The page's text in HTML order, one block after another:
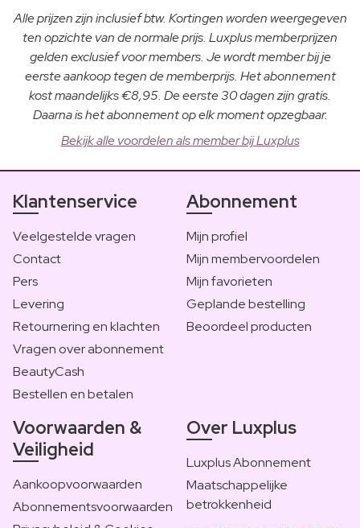
Alle prijzen zijn inclusief btw. Kortingen worden weergegeven
ten opzichte van de normale prijs. Luxplus memberprijzen
gelden exclusief voor members. Je wordt member bij je
eerste aankoop tegen de memberprijs. Het abonnement
kost maandelijks €8,95. De eerste 30 dagen zijn gratis.
Daarna is het abonnement op elk moment opzegbaar.
Bekijk alle voordelen als member bij Luxplus
Klantenservice
Veelgestelde vragen
Contact
Pers
Levering
Retournering en klachten
Vragen over abonnement
BeautyCash
Bestellen en betalen
Abonnement
Mijn profiel
Mijn membervoordelen
Mijn favorieten
Geplande bestelling
Beoordeel producten
Voorwaarden &
Veiligheid
Aankoopvoorwaarden
Abonnementsvoorwaarden
Over Luxplus
Luxplus Abonnement
Maatschappelijke
betrokkenheid